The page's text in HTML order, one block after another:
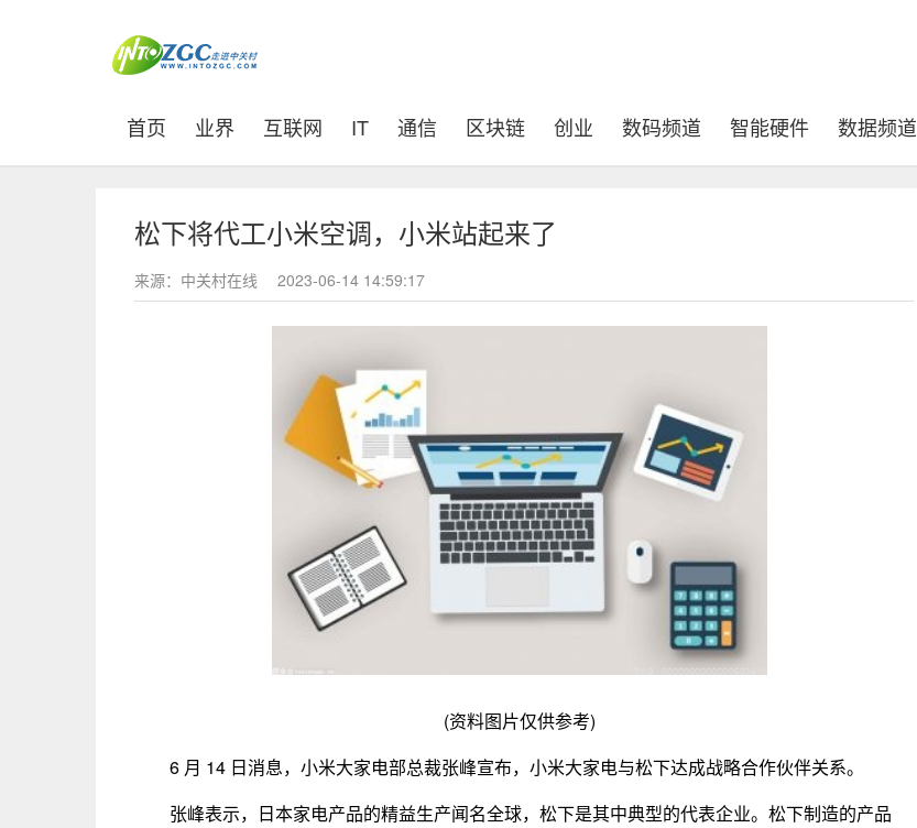
首页 (current)
业界 互联网 IT 通信 区块链 创业 数码频道 智能硬件 数据频道
松下将代工小米空调，小米站起来了
来源：中关村在线 2023-06-14 14:59:17
(资料图片仅供参考)
6 月 14 日消息，小米大家电部总裁张峰宣布，小米大家电与松下达成战略合作伙伴关系。
张峰表示，日本家电产品的精益生产闻名全球，松下是其中典型的代表企业。松下制造的产品